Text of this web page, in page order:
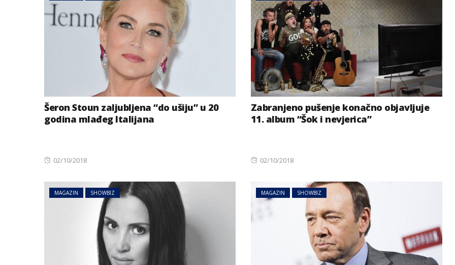
Šeron Stoun zaljubljena “do ušiju” u 20
godina mlađeg Italijana
Posted
02/10/2018
Zabranjeno pušenje konačno objavljuje
11. album “Šok i nevjerica”
Posted
02/10/2018
MAGAZIN SHOWBIZ MAGAZIN SHOWBIZ